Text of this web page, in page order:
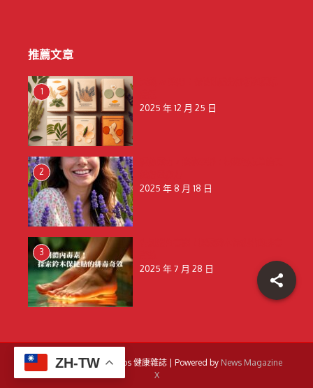
推薦文章
1
2025 年 12 月 25 日
2
2025 年 8 月 18 日
3
2025 年 7 月 28 日
Copyright © 2026 Amigos 健康雜誌 | Powered by News Magazine
X
ZH-TW